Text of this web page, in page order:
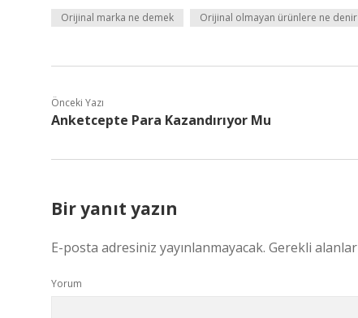
Orijinal marka ne demek Orijinal olmayan ürünlere ne denir
Önceki Yazı
Anketcepte Para Kazandırıyor Mu
Bir yanıt yazın
E-posta adresiniz yayınlanmayacak. Gerekli alanlar
Yorum